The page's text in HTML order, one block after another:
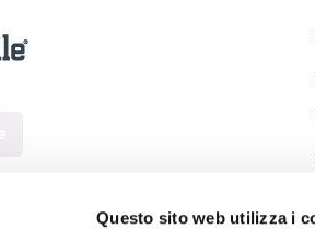
Questo sito web utilizza i